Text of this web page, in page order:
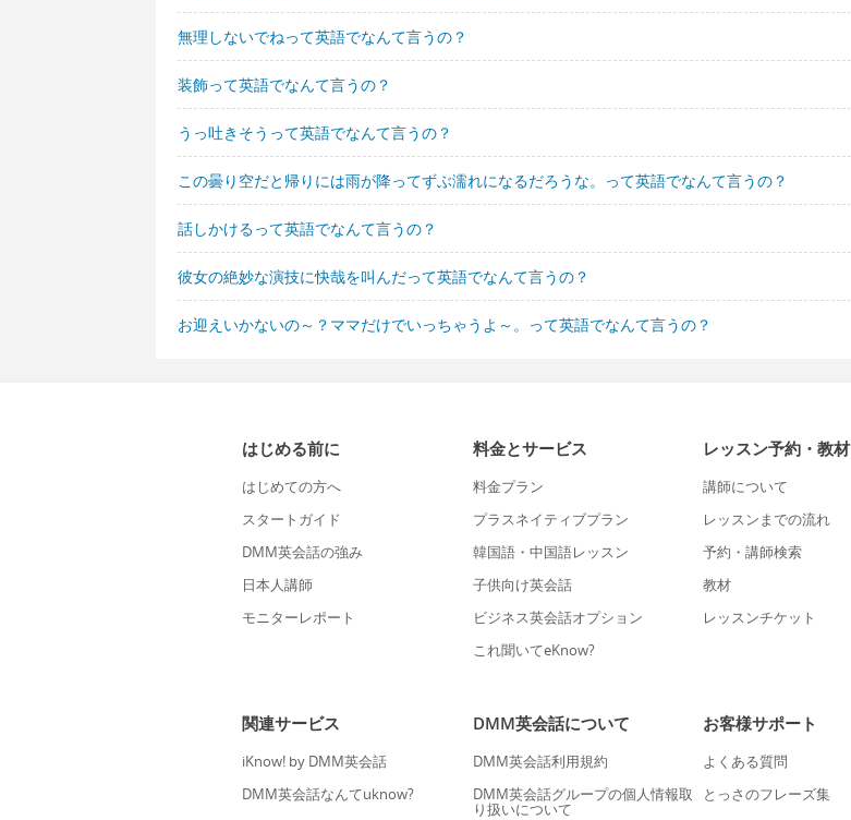
無理しないでねって英語でなんて言うの？
装飾って英語でなんて言うの？
うっ吐きそうって英語でなんて言うの？
この曇り空だと帰りには雨が降ってずぶ濡れになるだろうな。って英語でなんて言うの？
話しかけるって英語でなんて言うの？
彼女の絶妙な演技に快哉を叫んだって英語でなんて言うの？
お迎えいかないの～？ママだけでいっちゃうよ～。って英語でなんて言うの？
はじめる前に
はじめての方へ
スタートガイド
DMM英会話の強み
日本人講師
モニターレポート
料金とサービス
料金プラン
プラスネイティブプラン
韓国語・中国語レッスン
子供向け英会話
ビジネス英会話オプション
これ聞いてeKnow?
レッスン予約・教材
講師について
レッスンまでの流れ
予約・講師検索
教材
レッスンチケット
関連サービス
iKnow! by DMM英会話
DMM英会話なんてuknow?
DMM英会話について
DMM英会話利用規約
DMM英会話グループの個人情報取
り扱いについて
お客様サポート
よくある質問
とっさのフレーズ集